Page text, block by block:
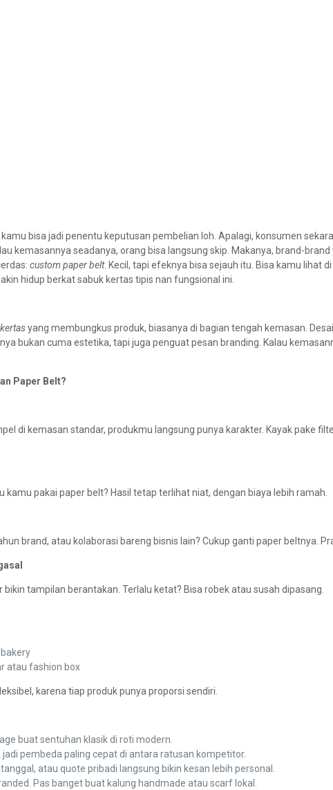
bisa jadi penentu keputusan pembelian loh. Apalagi, konsumen
kemasannya seadanya, orang bisa langsung skip. Makanya, brand-
custom paper belt. Kecil, tapi efeknya bisa sejauh itu. Bisa kamu lihat
hidup berkat sabuk kertas tipis nan fungsional ini.
yang membungkus produk, biasanya di bagian tengah kemasan.
bukan cuma estetika, tapi juga penguat pesan branding. Kalau
Paper Belt?
di kemasan standar, produkmu langsung punya karakter. Kayak pake
kamu pakai paper belt? Hasil tetap terlihat niat, dengan biaya lebih ramah.
brand, atau kolaborasi bareng bisnis lain? Cukup ganti paper beltnya.
tampilan berantakan. Terlalu ketat? Bisa robek atau susah dipasang.
atau fashion box
karena tiap produk punya proporsi sendiri.
buat sentuhan klasik di roti modern.
jadi pembeda paling cepat di antara ratusan kompetitor.
atau quote pribadi langsung bikin kesan lebih personal.
Pas banget buat kalung handmade atau scarf lokal.